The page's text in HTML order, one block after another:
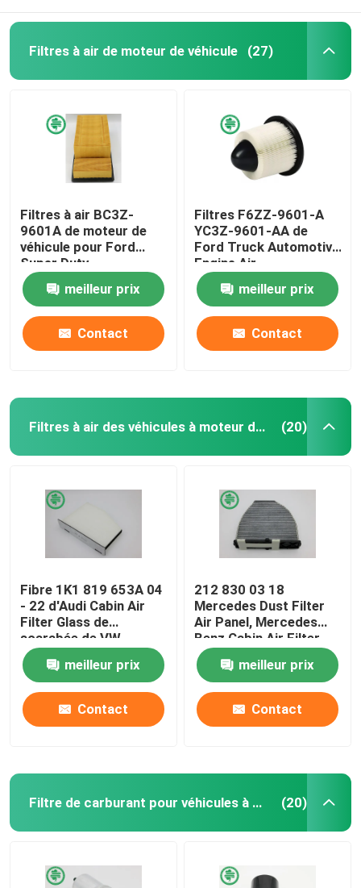
Maison
Produits
Vidéos
Au sujet de nous
Filtres à air de moteur de véhicule (27)
Filtres à air BC3Z-
9601A de moteur de
véhicule pour Ford
Super Duty
meilleur prix
Contact
Filtres F6ZZ-9601-A
YC3Z-9601-AA de
Ford Truck Automotive
Engine Air
meilleur prix
Contact
Filtres à air des véhicules à moteur de cabine (20)
Fibre 1K1 819 653A 04
- 22 d'Audi Cabin Air
Filter Glass de
scarabée de VW
meilleur prix
Contact
212 830 03 18
Mercedes Dust Filter
Air Panel, Mercedes
Benz Cabin Air Filter
meilleur prix
Contact
Filtre de carburant pour véhicules à moteur (20)